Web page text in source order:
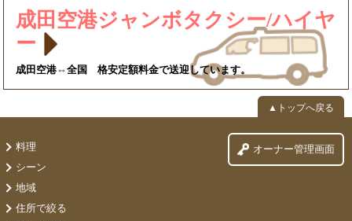
成田空港ジャンボタクシー/ハイヤ
ー
成田空港⇔全国 格安定額料金で送迎しています。
▲トップへ戻る
料理
シーン
地域
住所で絞る
オーナー管理画面